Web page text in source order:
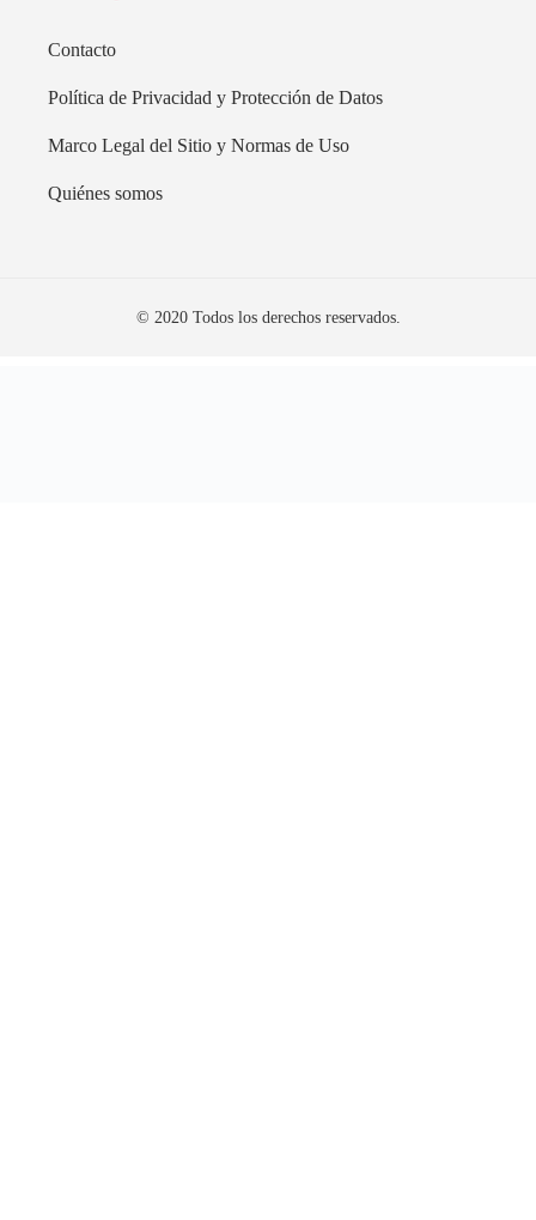
Contacto
Política de Privacidad y Protección de Datos
Marco Legal del Sitio y Normas de Uso
Quiénes somos
© 2020 Todos los derechos reservados.